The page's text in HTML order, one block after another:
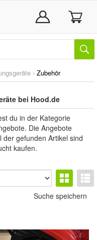
› Zubehör
bei Hood.de
du in der Kategorie
Die Angebote
gefunden Artikel sind
kaufen.
Suche speichern